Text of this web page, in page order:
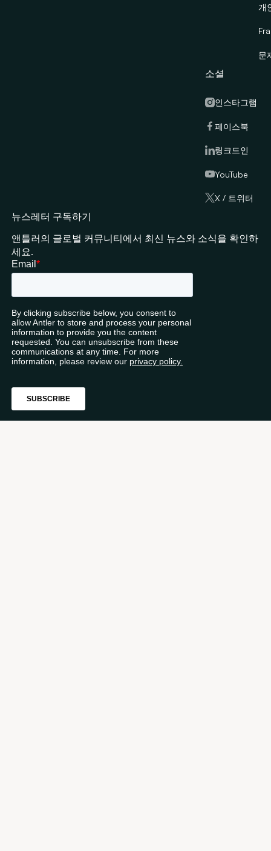
개
문
소셜
인스타그램
페이스북
링크드인
YouTube
X / 트위터
뉴스레터 구독하기
앤틀러의 글로벌 커뮤니티에서 최신 뉴스와 소식을 확인하
세요.